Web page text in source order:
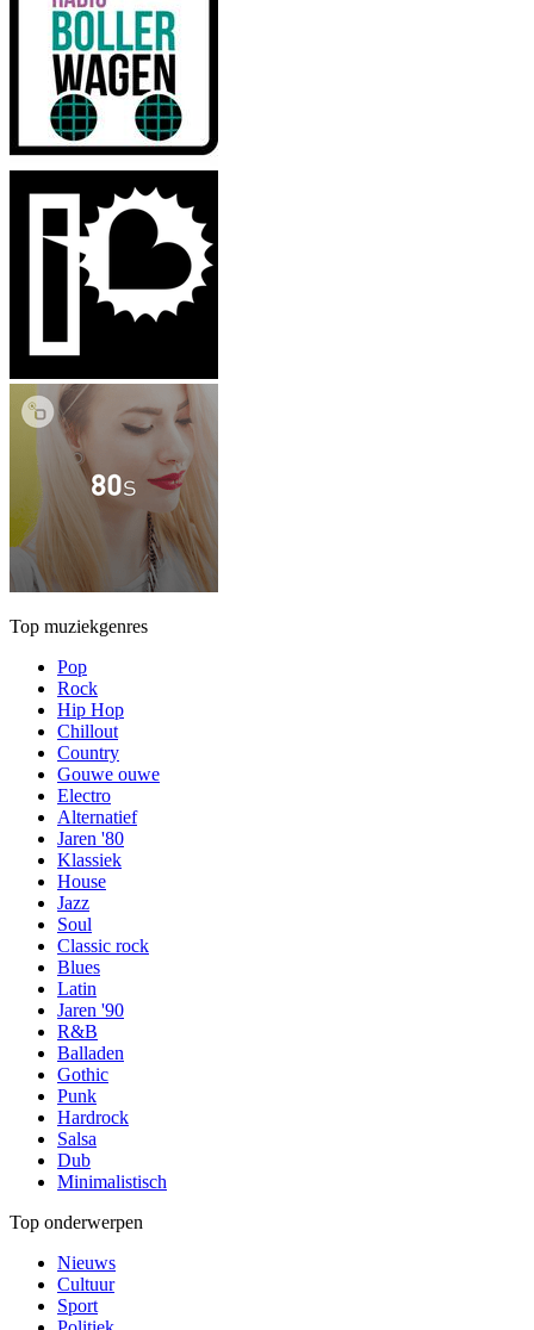
Top muziekgenres
Pop
Rock
Hip Hop
Chillout
Country
Gouwe ouwe
Electro
Alternatief
Jaren '80
Klassiek
House
Jazz
Soul
Classic rock
Blues
Latin
Jaren '90
R&B
Balladen
Gothic
Punk
Hardrock
Salsa
Dub
Minimalistisch
Top onderwerpen
Nieuws
Cultuur
Sport